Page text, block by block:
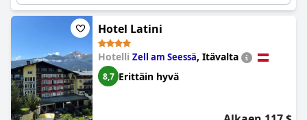
Hotel Latini
Hotelli Zell am Seessä, Itävalta
8,7 Erittäin hyvä